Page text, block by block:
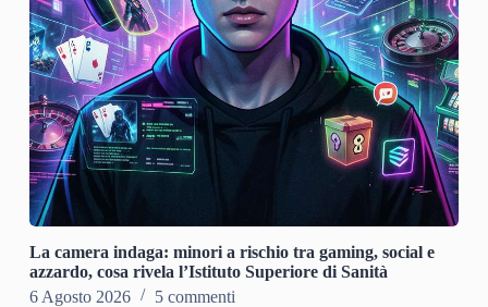
La camera indaga: minori a rischio tra gaming, social e
azzardo, cosa rivela l’Istituto Superiore di Sanità
6 Agosto 2026
5 commenti